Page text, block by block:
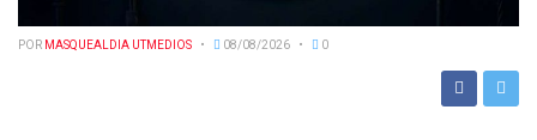
POR MASQUEALDIA UTMEDIOS 08/08/2026 0